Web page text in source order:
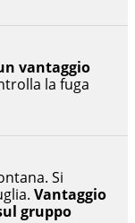
Si
Vantaggio
gruppo
vantaggio
la fuga